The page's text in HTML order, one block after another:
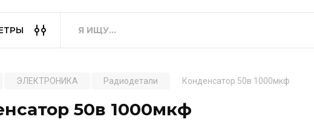
ЭЛЕКТРОНИКА Радиодетали Конденсатор 50в 1000мкф
50в 1000мкф